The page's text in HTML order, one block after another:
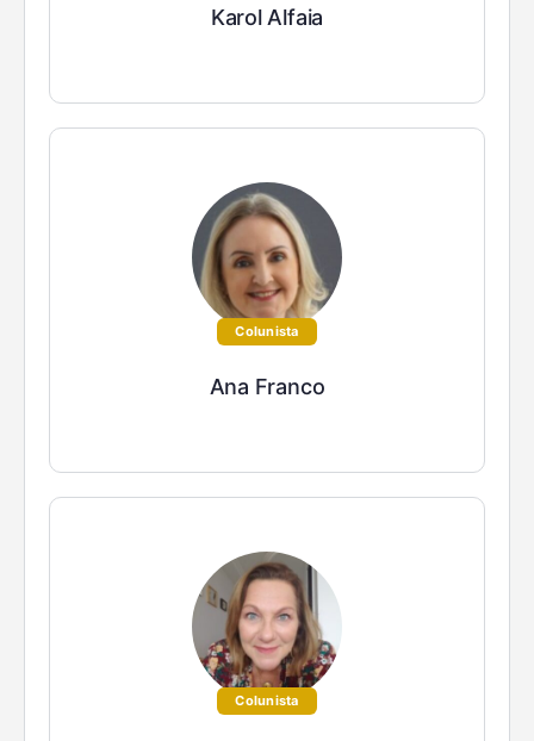
Karol Alfaia
Colunista
Ana Franco
Colunista